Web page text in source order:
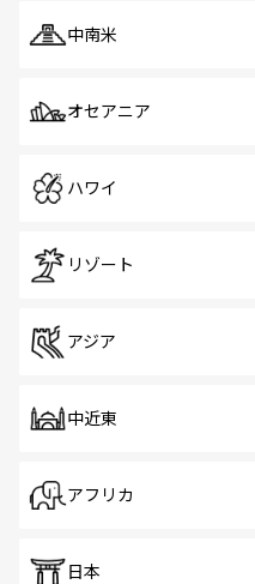
中南米
オセアニア
ハワイ
リゾート
アジア
中近東
アフリカ
日本